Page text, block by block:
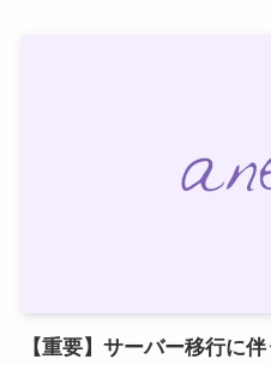
【重要】サーバー移行に